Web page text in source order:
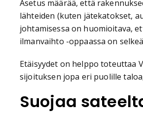
Asetus määrää, että
lähteiden (kuten jätekatokset,
johtamisessa on huomioitava,
ilmanvaihto -oppaassa on
Etäisyydet on helppo toteuttaa
sijoituksen jopa eri puolille
Suojaa